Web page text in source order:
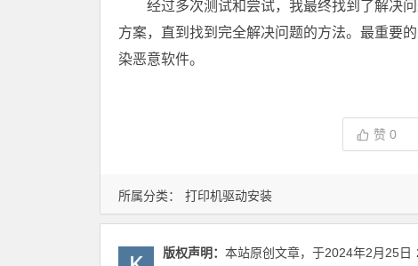
所属分类： 打印机驱动安装
经过多次测试和尝试，我最终找到了解决
方案，直到找到完全解决问题的方法。最重要
染恶意软件。
赞 0
版权声明： 本站原创文章，于2024年2月25日